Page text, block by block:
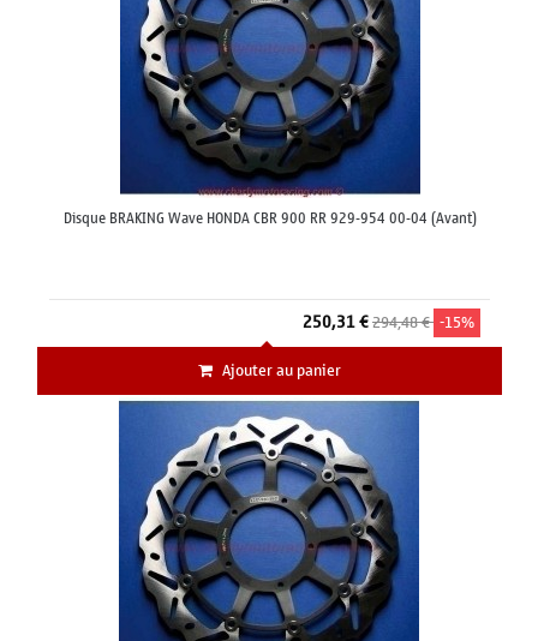
Disque BRAKING Wave HONDA CBR 900 RR 929-954 00-04 (Avant)
250,31 €294,48 € -15%
Ajouter au panier